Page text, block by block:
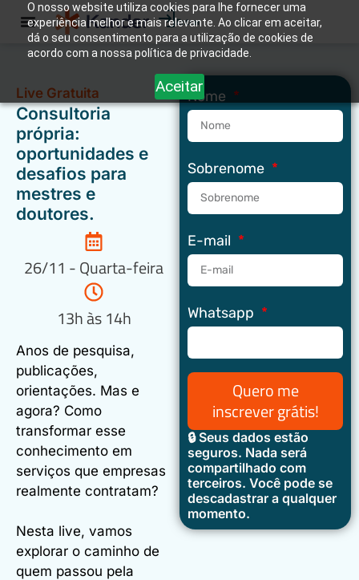
O nosso website utiliza cookies para lhe fornecer uma
experiência melhor e mais relevante. Ao clicar em aceitar,
dá o seu consentimento para a utilização de cookies de
acordo com a nossa política de privacidade.
Aceitar
Entrar
Live Gratuita
Consultoria
própria:
oportunidades e
desafios para
mestres e
doutores.
26/11 - Quarta-feira
13h às 14h
Anos de pesquisa,
publicações,
orientações. Mas e
agora? Como
transformar esse
conhecimento em
serviços que empresas
realmente contratam?
Nesta live, vamos
explorar o caminho de
quem passou pela
Nome
Sobrenome
E-mail
Whatsapp
Quero me
inscrever grátis!
🔒 Seus dados estão
seguros. Nada será
compartilhado com
terceiros. Você pode se
descadastrar a qualquer
momento.